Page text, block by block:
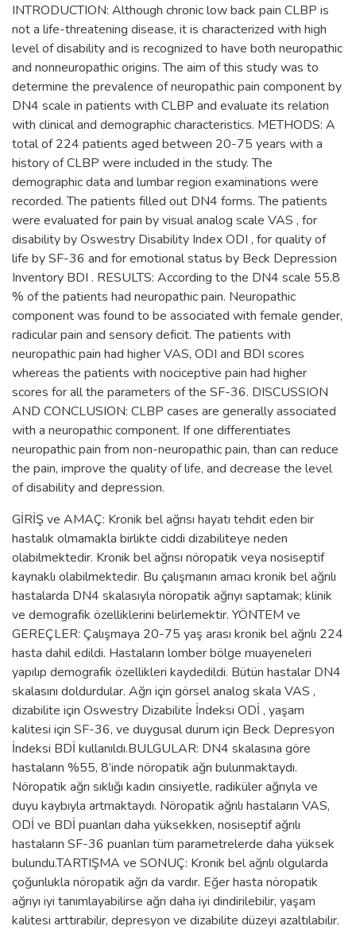
INTRODUCTION: Although chronic low back pain CLBP is
not a life-threatening disease, it is characterized with high
level of disability and is recognized to have both neuropathic
and nonneuropathic origins. The aim of this study was to
determine the prevalence of neuropathic pain component by
DN4 scale in patients with CLBP and evaluate its relation
with clinical and demographic characteristics. METHODS: A
total of 224 patients aged between 20-75 years with a
history of CLBP were included in the study. The
demographic data and lumbar region examinations were
recorded. The patients filled out DN4 forms. The patients
were evaluated for pain by visual analog scale VAS , for
disability by Oswestry Disability Index ODI , for quality of
life by SF-36 and for emotional status by Beck Depression
Inventory BDI . RESULTS: According to the DN4 scale 55.8
% of the patients had neuropathic pain. Neuropathic
component was found to be associated with female gender,
radicular pain and sensory deficit. The patients with
neuropathic pain had higher VAS, ODI and BDI scores
whereas the patients with nociceptive pain had higher
scores for all the parameters of the SF-36. DISCUSSION
AND CONCLUSION: CLBP cases are generally associated
with a neuropathic component. If one differentiates
neuropathic pain from non-neuropathic pain, than can reduce
the pain, improve the quality of life, and decrease the level
of disability and depression.
GİRİŞ ve AMAÇ: Kronik bel ağrısı hayatı tehdit eden bir
hastalık olmamakla birlikte ciddi dizabiliteye neden
olabilmektedir. Kronik bel ağrısı nöropatik veya nosiseptif
kaynaklı olabilmektedir. Bu çalışmanın amacı kronik bel ağrılı
hastalarda DN4 skalasıyla nöropatik ağrıyı saptamak; klinik
ve demografik özelliklerini belirlemektir. YÖNTEM ve
GEREÇLER: Çalışmaya 20-75 yaş arası kronik bel ağrılı 224
hasta dahil edildi. Hastaların lomber bölge muayeneleri
yapılıp demografik özellikleri kaydedildi. Bütün hastalar DN4
skalasını doldurdular. Ağrı için görsel analog skala VAS ,
dizabilite için Oswestry Dizabilite İndeksi ODİ , yaşam
kalitesi için SF-36, ve duygusal durum için Beck Depresyon
İndeksi BDİ kullanıldı.BULGULAR: DN4 skalasına göre
hastaların %55, 8’inde nöropatik ağrı bulunmaktaydı.
Nöropatik ağrı sıklığı kadın cinsiyetle, radiküler ağrıyla ve
duyu kaybıyla artmaktaydı. Nöropatik ağrılı hastaların VAS,
ODİ ve BDİ puanları daha yüksekken, nosiseptif ağrılı
hastaların SF-36 puanları tüm parametrelerde daha yüksek
bulundu.TARTIŞMA ve SONUÇ: Kronik bel ağrılı olgularda
çoğunlukla nöropatik ağrı da vardır. Eğer hasta nöropatik
ağrıyı iyi tanımlayabilirse ağrı daha iyi dindirilebilir, yaşam
kalitesi arttırabilir, depresyon ve dizabilite düzeyi azaltılabilir.